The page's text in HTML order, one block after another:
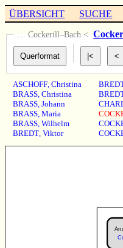
ÜBERSICHT SUCHE
… Cockerill–Bach <
ASCHOFF,Christina
BRASS,Christina
BRASS,Johann
BRASS,Maria
BRASS,Wilhelm
BREDT,Viktor